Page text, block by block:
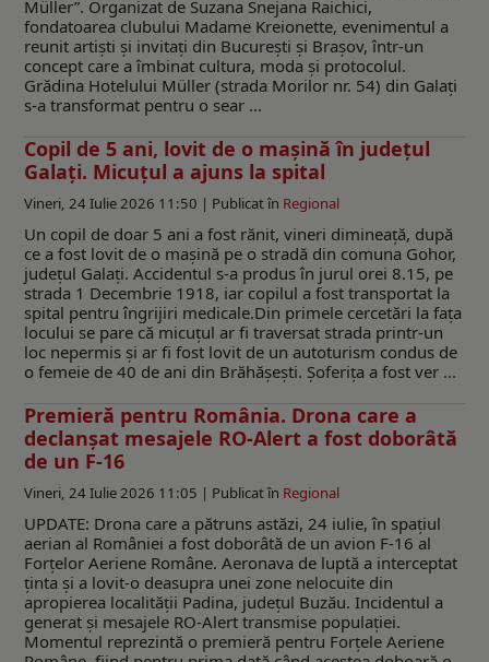
Müller”. Organizat de Suzana Snejana Raichici,
fondatoarea clubului Madame Kreionette, evenimentul a
reunit artiști și invitați din București și Brașov, într-un
concept care a îmbinat cultura, moda și protocolul.
Grădina Hotelului Müller (strada Morilor nr. 54) din Galați
s-a transformat pentru o sear ...
Copil de 5 ani, lovit de o mașină în județul
Galați. Micuțul a ajuns la spital
Vineri, 24 Iulie 2026 11:50 | Publicat în Regional
Un copil de doar 5 ani a fost rănit, vineri dimineață, după
ce a fost lovit de o mașină pe o stradă din comuna Gohor,
județul Galați. Accidentul s-a produs în jurul orei 8.15, pe
strada 1 Decembrie 1918, iar copilul a fost transportat la
spital pentru îngrijiri medicale.Din primele cercetări la fața
locului se pare că micuțul ar fi traversat strada printr-un
loc nepermis și ar fi fost lovit de un autoturism condus de
o femeie de 40 de ani din Brăhășești. Șoferița a fost ver ...
Premieră pentru România. Drona care a
declanșat mesajele RO-Alert a fost doborâtă
de un F-16
Vineri, 24 Iulie 2026 11:05 | Publicat în Regional
UPDATE: Drona care a pătruns astăzi, 24 iulie, în spațiul
aerian al României a fost doborâtă de un avion F-16 al
Forțelor Aeriene Române. Aeronava de luptă a interceptat
ținta și a lovit-o deasupra unei zone nelocuite din
apropierea localității Padina, județul Buzău. Incidentul a
generat și mesajele RO-Alert transmise populației.
Momentul reprezintă o premieră pentru Forțele Aeriene